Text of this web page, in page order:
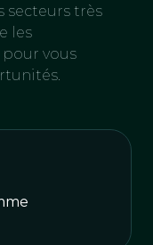
secteurs très
les
vous